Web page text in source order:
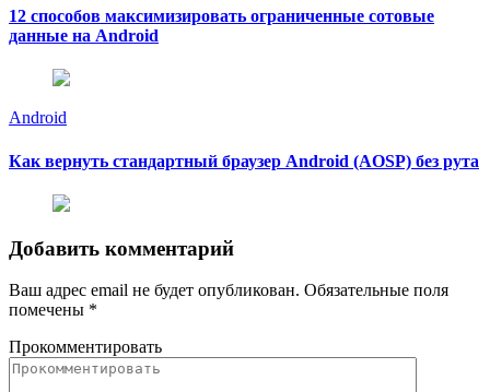
12 способов максимизировать ограниченные сотовые
данные на Android
Android
Как вернуть стандартный браузер Android (AOSP) без рута
Добавить комментарий
Ваш адрес email не будет опубликован. Обязательные поля
помечены *
Прокомментировать